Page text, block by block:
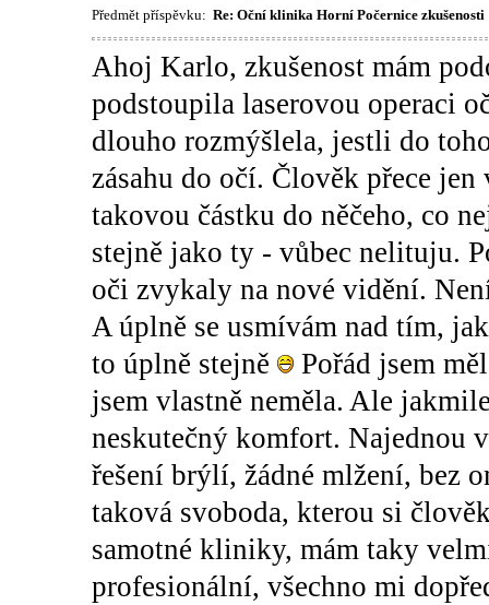
Předmět příspěvku: Re: Oční klinika Horní Počernice zkušenosti
Ahoj Karlo, zkušenost mám
podstoupila laserovou operaci
dlouho rozmýšlela, jestli do
zásahu do očí. Člověk přece
takovou částku do něčeho, co
stejně jako ty - vůbec nelituju.
oči zvykaly na nové vidění.
A úplně se usmívám nad tím,
to úplně stejně
Pořád jsem
jsem vlastně neměla. Ale
neskutečný komfort. Najednou
řešení brýlí, žádné mlžení, bez
taková svoboda, kterou si
samotné kliniky, mám taky
profesionální, všechno mi